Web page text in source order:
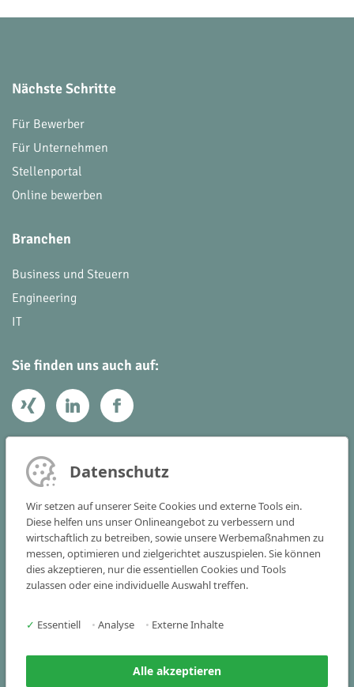
Nächste Schritte
Für Bewerber
Für Unternehmen
Stellenportal
Online bewerben
Branchen
Business und Steuern
Engineering
IT
Sie finden uns auch auf:
Ihr Kontakt zu uns
Vogelstraße 22 - 24
91301 Forchheim
Tel+49 9191 341515-0
info(at)victoria-consulting.de
Datenschutz
Wir setzen auf unserer Seite Cookies und externe Tools ein.
Diese helfen uns unser Onlineangebot zu verbessern und
wirtschaftlich zu betreiben, sowie unsere Werbemaßnahmen zu
messen, optimieren und zielgerichtet auszuspielen. Sie können
dies akzeptieren, nur die essentiellen Cookies und Tools
zulassen oder eine individuelle Auswahl treffen.
✓ Essentiell • Analyse • Externe Inhalte
Alle akzeptieren